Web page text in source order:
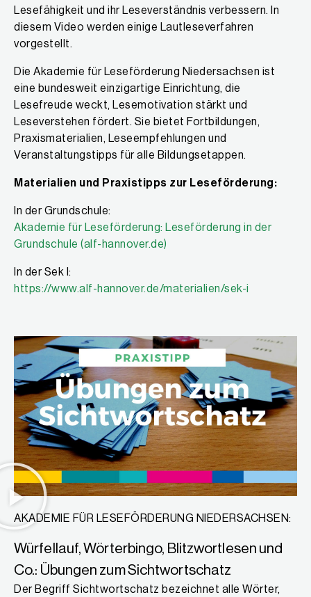
Lesefähigkeit und ihr Leseverständnis verbessern. In
diesem Video werden einige Lautleseverfahren
vorgestellt.
Die Akademie für Leseförderung Niedersachsen ist
eine bundesweit einzigartige Einrichtung, die
Lesefreude weckt, Lesemotivation stärkt und
Leseverstehen fördert. Sie bietet Fortbildungen,
Praxismaterialien, Leseempfehlungen und
Veranstaltungstipps für alle Bildungsetappen.
Materialien und Praxistipps zur Leseförderung:
In der Grundschule:
Akademie für Leseförderung: Leseförderung in der
Grundschule (alf-hannover.de)
In der Sek I:
https://www.alf-hannover.de/materialien/sek-i
AKADEMIE FÜR LESEFÖRDERUNG NIEDERSACHSEN:
Würfellauf, Wörterbingo, Blitzwortlesen und
Co.: Übungen zum Sichtwortschatz
Der Begriff Sichtwortschatz bezeichnet alle Wörter,